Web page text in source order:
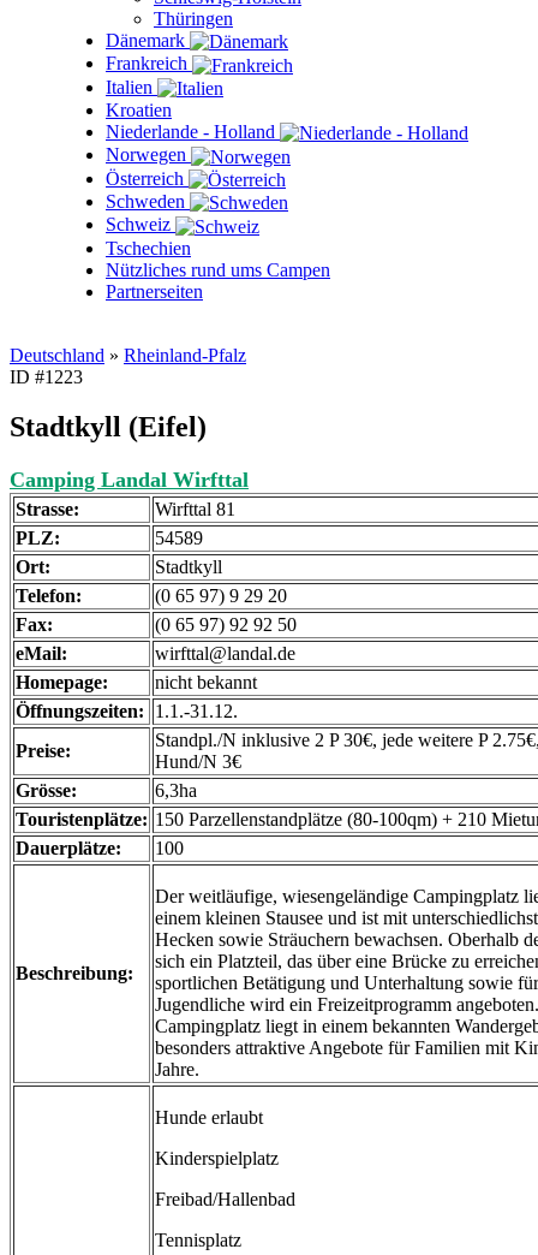
Thüringen
Dänemark
Frankreich
Italien
Kroatien
Niederlande - Holland
Norwegen
Österreich
Schweden
Schweiz
Tschechien
Nützliches rund ums Campen
Partnerseiten
Deutschland » Rheinland-Pfalz
ID #1223
Stadtkyll (Eifel)
Camping Landal Wirfttal
Strasse:
Wirfttal 81
PLZ:
54589
Ort:
Stadtkyll
Telefon:
(0 65 97) 9 29 20
Fax:
(0 65 97) 92 92 50
eMail:
wirfttal@landal.de
Homepage:
nicht bekannt
Öffnungszeiten:
1.1.-31.12.
Preise:
Standpl./N inklusive 2 P 30€, jede weitere P
Hund/N 3€
Grösse:
6,3ha
Touristenplätze: 150 Parzellenstandplätze (80-100qm) + 210
Dauerplätze:
100
Beschreibung:
Der weitläufige, wiesengeländige Campingplatz
einem kleinen Stausee und ist mit
Hecken sowie Sträuchern bewachsen. Oberhalb
sich ein Platzteil, das über eine Brücke zu
sportlichen Betätigung und Unterhaltung sowie
Jugendliche wird ein Freizeitprogramm
Campingplatz liegt in einem bekannten
besonders attraktive Angebote für Familien mit
Jahre.
Hunde erlaubt
Kinderspielplatz
Freibad/Hallenbad
Tennisplatz